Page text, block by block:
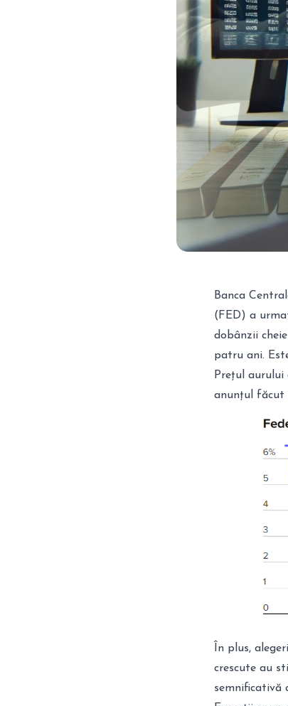
Banca
(FED) a
dobânzii
patru ani.
Prețul
anunțul făcut
În plus,
crescute au
semnificativă